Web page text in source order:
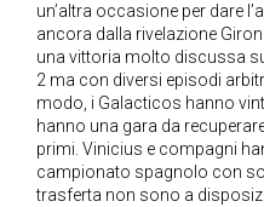
un’altra occasione per dare
ancora dalla rivelazione
una vittoria molto discussa
2 ma con diversi episodi
modo, i Galacticos hanno
hanno una gara da
primi. Vinicius e compagni
campionato spagnolo con
trasferta non sono a